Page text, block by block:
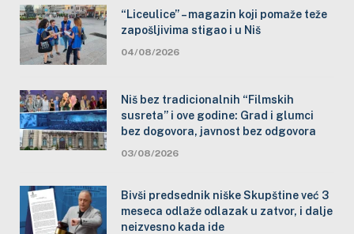
“Liceulice” – magazin koji pomaže teže
zapošljivima stigao i u Niš
04/08/2026
Niš bez tradicionalnih “Filmskih
susreta” i ove godine: Grad i glumci
bez dogovora, javnost bez odgovora
03/08/2026
Bivši predsednik niške Skupštine već 3
meseca odlaže odlazak u zatvor, i dalje
neizvesno kada ide